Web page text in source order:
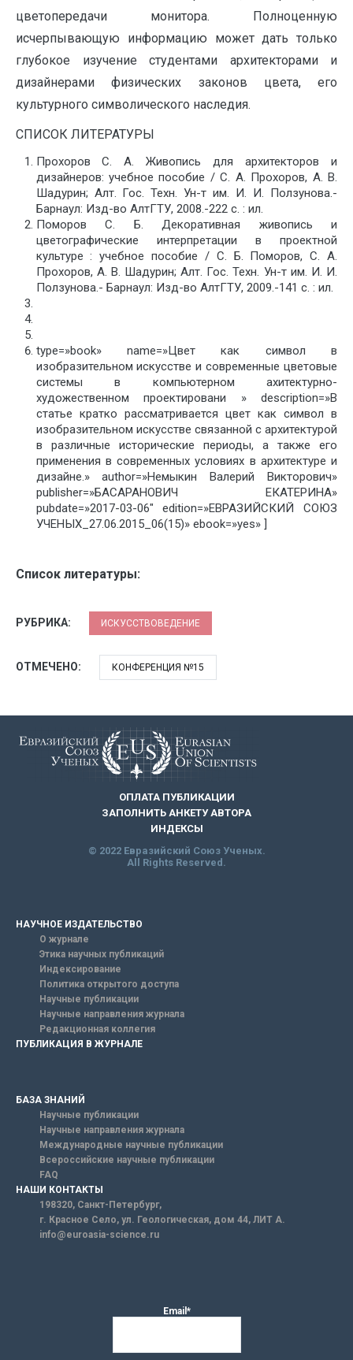
цветопередачи монитора. Полноценную
исчерпывающую информацию может дать только
глубокое изучение студентами архитекторами и
дизайнерами физических законов цвета, его
культурного символического наследия.
СПИСОК ЛИТЕРАТУРЫ
Прохоров С. А. Живопись для архитекторов и
дизайнеров: учебное пособие / С. А. Прохоров, А. В.
Шадурин; Алт. Гос. Техн. Ун-т им. И. И. Ползунова.-
Барнаул: Изд-во АлтГТУ, 2008.-222 с. : ил.
Поморов С. Б. Декоративная живопись и
цветографические интерпретации в проектной
культуре : учебное пособие / С. Б. Поморов, С. А.
Прохоров, А. В. Шадурин; Алт. Гос. Техн. Ун-т им. И. И.
Ползунова.- Барнаул: Изд-во АлтГТУ, 2009.-141 с. : ил.
type=»book» name=»Цвет как символ в
изобразительном искусстве и современные цветовые
системы в компьютерном ахитектурно-
художественном проектировани » description=»В
статье кратко рассматривается цвет как символ в
изобразительном искусстве связанной с архитектурой
в различные исторические периоды, а также его
применения в современных условиях в архитектуре и
дизайне.» author=»Немыкин Валерий Викторович»
publisher=»БАСАРАНОВИЧ ЕКАТЕРИНА»
pubdate=»2017-03-06″ edition=»ЕВРАЗИЙСКИЙ СОЮЗ
УЧЕНЫХ_27.06.2015_06(15)» ebook=»yes» ]
Список литературы:
РУБРИКА: ИСКУССТВОВЕДЕНИЕ
ОТМЕЧЕНО: КОНФЕРЕНЦИЯ №15
ОПЛАТА ПУБЛИКАЦИИ
ЗАПОЛНИТЬ АНКЕТУ АВТОРА
ИНДЕКСЫ
© 2022 Евразийский Союз Ученых.
All Rights Reserved.
НАУЧНОЕ ИЗДАТЕЛЬСТВО
О журнале
Этика научных публикаций
Индексирование
Политика открытого доступа
Научные публикации
Научные направления журнала
Редакционная коллегия
ПУБЛИКАЦИЯ В ЖУРНАЛЕ
БАЗА ЗНАНИЙ
Научные публикации
Научные направления журнала
Международные научные публикации
Всероссийские научные публикации
FAQ
НАШИ КОНТАКТЫ
198320, Санкт-Петербург,
г. Красное Село, ул. Геологическая, дом 44, ЛИТ А.
info@euroasia-science.ru
Email*